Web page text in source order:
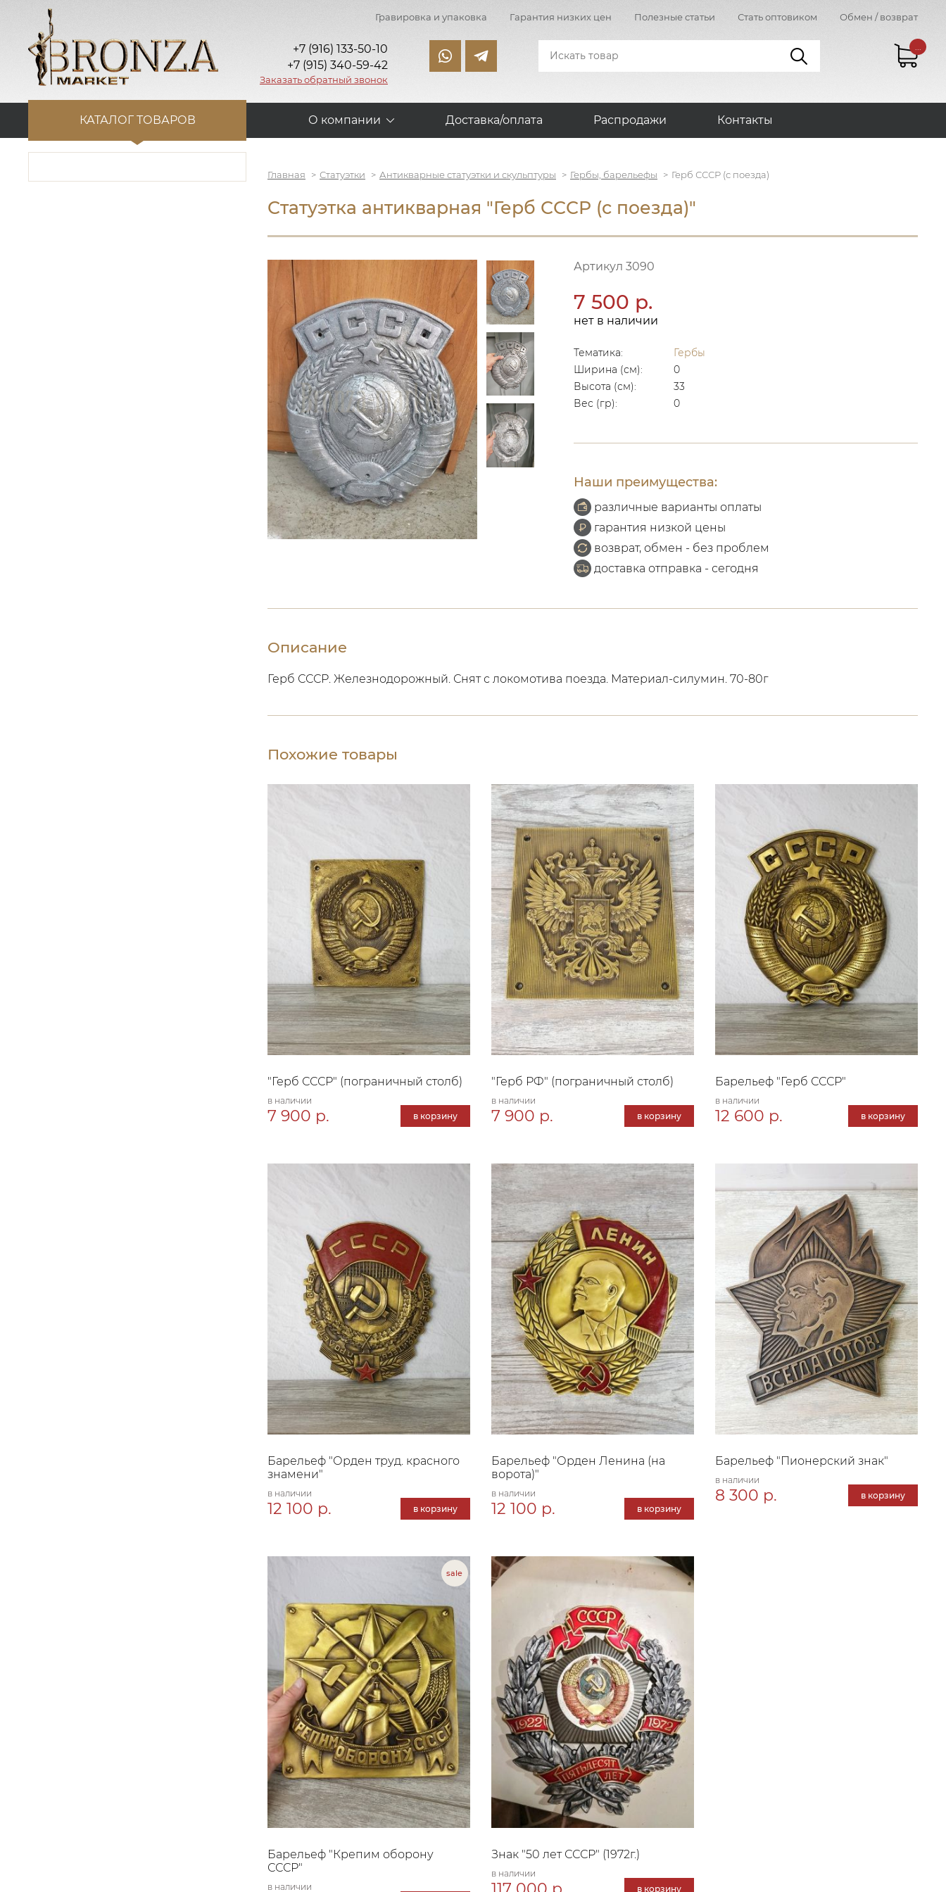
Гравировка и упаковка Гарантия низких цен Полезные статьи Стать оптовиком Обмен / возврат
+7 (916) 133-50-10
+7 (915) 340-59-42
Заказать обратный звонок
...
КАТАЛОГ ТОВАРОВ О компании Доставка/оплата Распродажи Контакты
Главная Статуэтки Антикварные статуэтки и скульптуры Гербы, барельефы Герб СССР (с поезда)
Статуэтка антикварная "Герб СССР (с поезда)"
Артикул 3090
7 500 р.
нет в наличии
Тематика:
Гербы
Ширина (см):
0
Высота (см):
33
Вес (гр):
0
Наши преимущества:
различные варианты оплаты
гарантия низкой цены
возврат, обмен - без проблем
доставка отправка - сегодня
Описание
Герб СССР. Железнодорожный. Снят с локомотива поезда. Материал-силумин. 70-80г
Похожие товары
"Герб СССР" (пограничный столб)
в наличии
7 900 р. в корзину
"Герб РФ" (пограничный столб)
в наличии
7 900 р. в корзину
Барельеф "Герб СССР"
в наличии
12 600 р. в корзину
Барельеф "Орден труд. красного
знамени"
в наличии
12 100 р. в корзину
Барельеф "Орден Ленина (на
ворота)"
в наличии
12 100 р. в корзину
Барельеф "Пионерский знак"
в наличии
8 300 р. в корзину
Барельеф "Крепим оборону
СССР"
в наличии
Знак "50 лет СССР" (1972г.)
в наличии
в корзину